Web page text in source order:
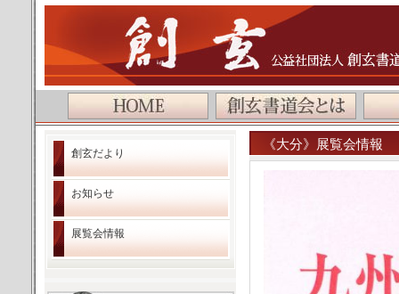
公益社団法人 創玄書道会
創玄だより
お知らせ
展覧会情報
《大分》展覧会情